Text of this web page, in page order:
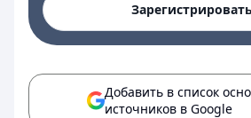
Добавить в список
источников в Google